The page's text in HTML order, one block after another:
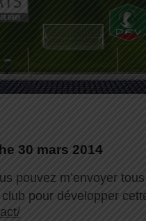
30 mars 2014
pouvez m’envoyer
pour développer